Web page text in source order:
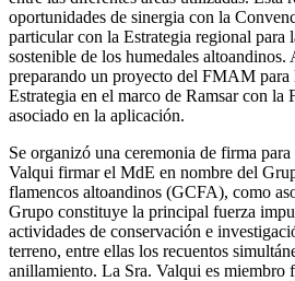
oportunidades de sinergia con la
particular con la Estrategia regional para
sostenible de los humedales altoandinos.
preparando un proyecto del FMAM para
Estrategia en el marco de Ramsar con
asociado en la aplicación.
Se organizó una ceremonia de firma
Valqui firmar el MdE en nombre del
flamencos altoandinos (GCFA), como
Grupo constituye la principal fuerza
actividades de conservación e
terreno, entre ellas los recuentos
anillamiento. La Sra. Valqui es miembro